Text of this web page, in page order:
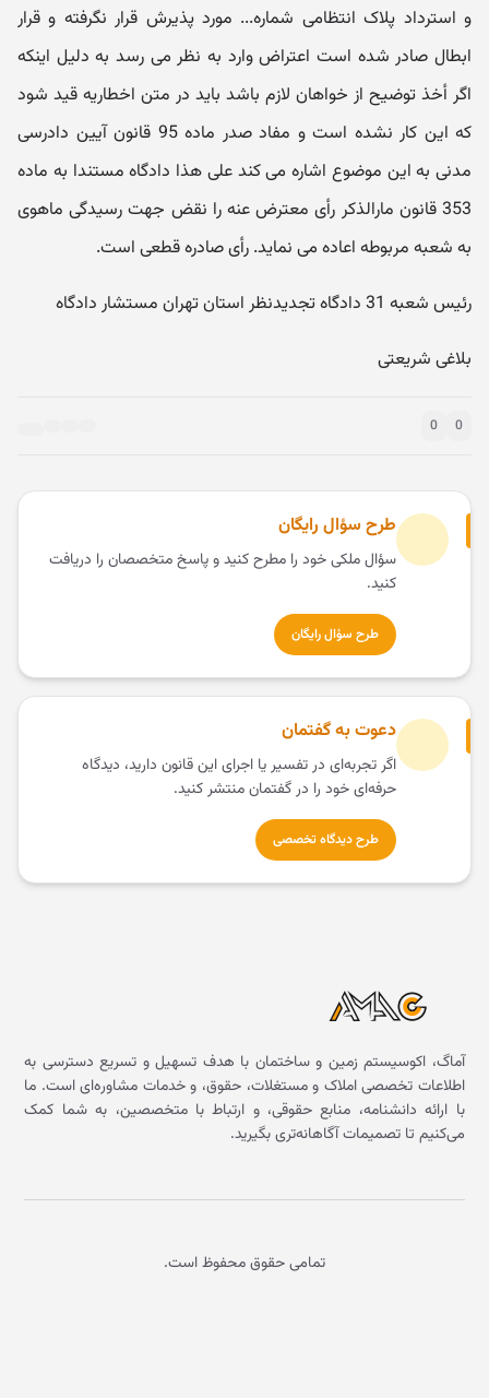
و استرداد پلاک انتظامی شماره... مورد پذیرش قرار نگرفته و قرار
ابطال صادر شده است اعتراض وارد به نظر می رسد به دلیل اینکه
اگر أخذ توضیح از خواهان لازم باشد باید در متن اخطاریه قید شود
که این کار نشده است و مفاد صدر ماده 95 قانون آیین دادرسی
مدنی به این موضوع اشاره می کند علی هذا دادگاه مستندا به ماده
353 قانون مارالذکر رأی معترض عنه را نقض جهت رسیدگی ماهوی
به شعبه مربوطه اعاده می نماید. رأی صادره قطعی است.
رئیس شعبه 31 دادگاه تجدیدنظر استان تهران مستشار دادگاه
بلاغی شریعتی
0
0
طرح سؤال رایگان
سؤال ملکی خود را مطرح کنید و پاسخ متخصصان را دریافت
کنید.
طرح سؤال رایگان
دعوت به گفتمان
اگر تجربه‌ای در تفسیر یا اجرای این قانون دارید، دیدگاه
حرفه‌ای خود را در گفتمان منتشر کنید.
طرح دیدگاه تخصصی
آماگ، اکوسیستم زمین و ساختمان با هدف تسهیل و تسریع دسترسی به
اطلاعات تخصصی املاک و مستغلات، حقوق، و خدمات مشاوره‌ای است. ما
با ارائه دانشنامه، منابع حقوقی، و ارتباط با متخصصین، به شما کمک
می‌کنیم تا تصمیمات آگاهانه‌تری بگیرید.
تمامی حقوق محفوظ است.